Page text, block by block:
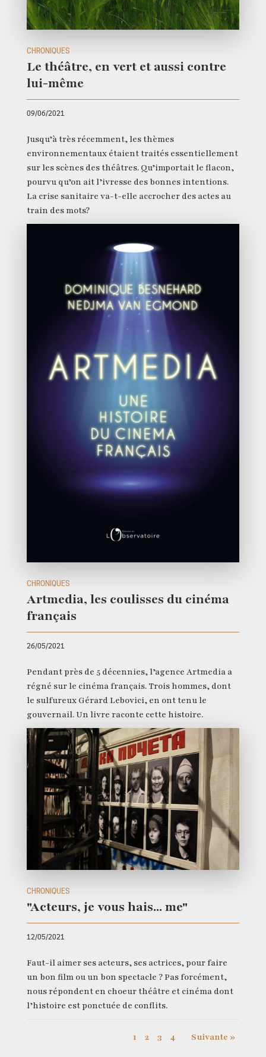
CHRONIQUES
Le théâtre, en vert et aussi contre
lui-même
09/06/2021
Jusqu’à très récemment, les thèmes
environnementaux étaient traités essentiellement
sur les scènes des théâtres. Qu’importait le flacon,
pourvu qu’on ait l’ivresse des bonnes intentions.
La crise sanitaire va-t-elle accrocher des actes au
train des mots?
CHRONIQUES
Artmedia, les coulisses du cinéma
français
26/05/2021
Pendant près de 5 décennies, l’agence Artmedia a
régné sur le cinéma français. Trois hommes, dont
le sulfureux Gérard Lebovici, en ont tenu le
gouvernail. Un livre raconte cette histoire.
CHRONIQUES
"Acteurs, je vous hais... me"
12/05/2021
Faut-il aimer ses acteurs, ses actrices, pour faire
un bon film ou un bon spectacle ? Pas forcément,
nous répondent en choeur théâtre et cinéma dont
l’histoire est ponctuée de conflits.
1 2 3 4 Suivante »